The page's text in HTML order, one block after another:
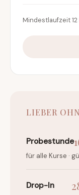
Mindestlaufzeit
LIEBER
Probestunde
für alle Kurse ·
Drop-In